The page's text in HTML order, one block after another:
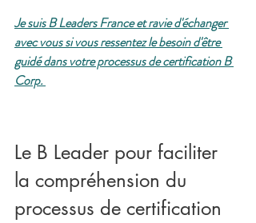
Je suis B Leaders France et ravie d'échanger
avec vous si vous ressentez le besoin d'être
guidé dans votre processus de certification B
Corp.
Le B Leader pour faciliter
la compréhension du
processus de certification